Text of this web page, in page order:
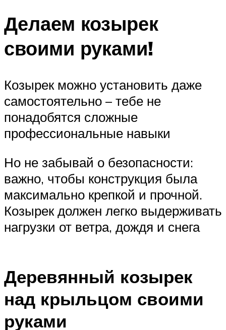
Делаем козырек
своими руками!
Козырек можно установить даже
самостоятельно – тебе не
понадобятся сложные
профессиональные навыки
Но не забывай о безопасности:
важно, чтобы конструкция была
максимально крепкой и прочной.
Козырек должен легко выдерживать
нагрузки от ветра, дождя и снега
Деревянный козырек
над крыльцом своими
руками